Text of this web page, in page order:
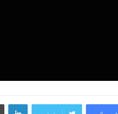
لينكدإن